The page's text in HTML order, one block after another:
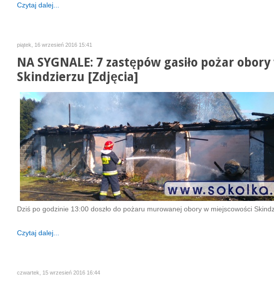
Czytaj dalej...
piątek, 16 wrzesień 2016 15:41
NA SYGNALE: 7 zastępów gasiło pożar obory
Skindzierzu [Zdjęcia]
Dziś po godzinie 13:00 doszło do pożaru murowanej obory w miejscowości
Czytaj dalej...
czwartek, 15 wrzesień 2016 16:44